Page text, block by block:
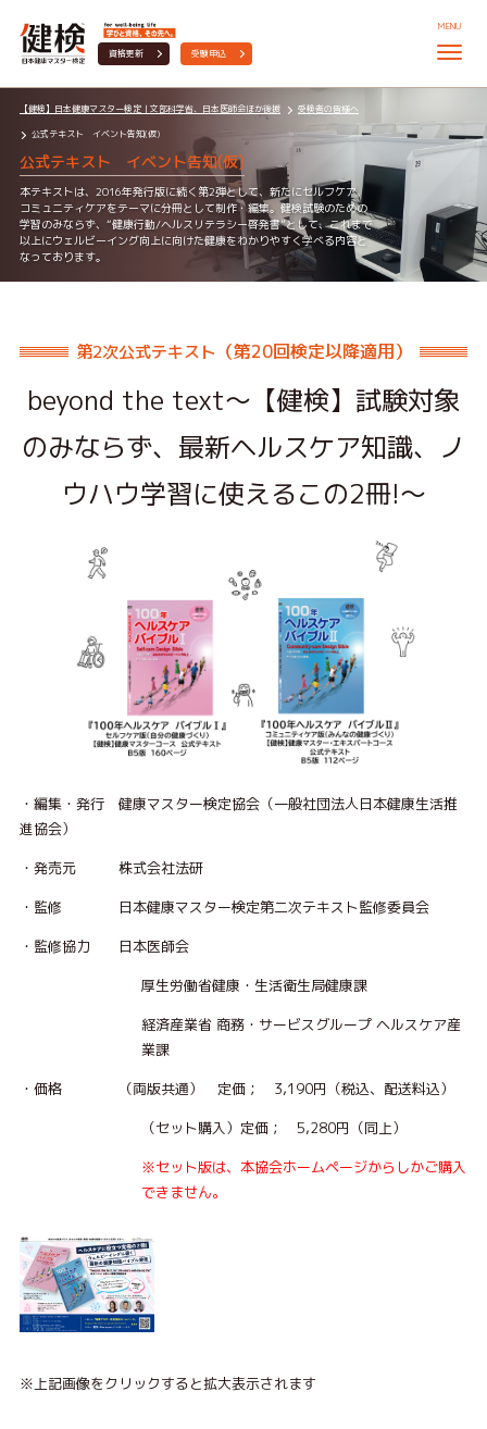
資格更新 受験申込
MENU
【健検】日本健康マスター検定｜文部科学省、日本医師会ほか後援
受検者の皆様へ
公式テキスト イベント告知(仮)
公式テキスト イベント告知(仮)
本テキストは、2016年発行版に続く第2弾として、新たにセルフケア、
コミュニティケアをテーマに分冊として制作・編集。健検試験のための
学習のみならず、“健康行動/ヘルスリテラシー啓発書”として、これまで
以上にウェルビーイング向上に向けた健康をわかりやすく学べる内容と
なっております。
第2次公式テキスト （第20回検定以降適用）
beyond the text～【健検】試験対象
のみならず、最新ヘルスケア知識、ノ
ウハウ学習に使えるこの2冊!～
・編集・発行 健康マスター検定協会（一般社団法人日本健康生活推
進協会）
・発売元 株式会社法研
・監修 日本健康マスター検定第二次テキスト監修委員会
・監修協力 日本医師会
厚生労働省健康・生活衛生局健康課
経済産業省 商務・サービスグループ ヘルスケア産
業課
・価格 （両版共通） 定価； 3,190円（税込、配送料込）
（セット購入）定価； 5,280円（同上）
※セット版は、本協会ホームページからしかご購入
できません。
※上記画像をクリックすると拡大表示されます